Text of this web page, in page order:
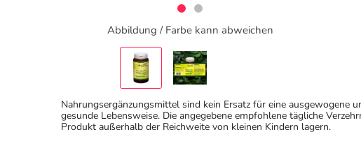
Abbildung / Farbe kann abweichen
Nahrungsergänzungsmittel sind kein Ersatz für eine ausgewogene
gesunde Lebensweise. Die angegebene empfohlene tägliche
Produkt außerhalb der Reichweite von kleinen Kindern lagern.